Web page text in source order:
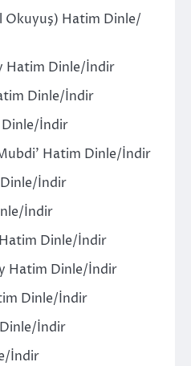
Okuyuş) Hatim Dinle/
Hatim Dinle/İndir
Dinle/İndir
İndir
Hatim Dinle/İndir
İndir
İndir
Dinle/İndir
Hatim Dinle/İndir
Dinle/İndir
İndir
İndir